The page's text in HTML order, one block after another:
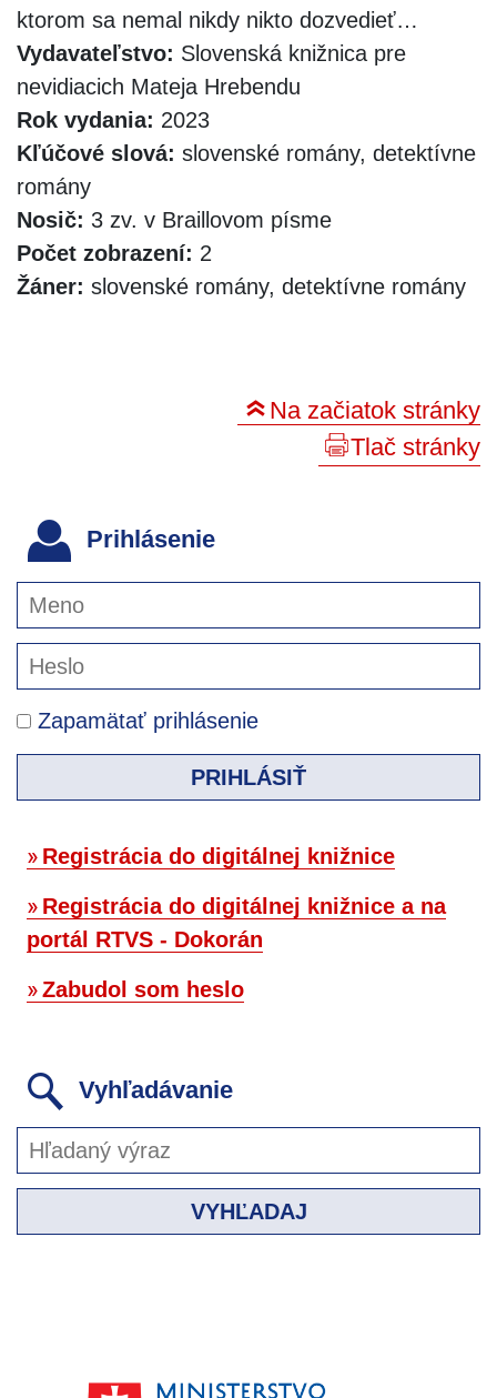
ktorom sa nemal nikdy nikto dozvedieť…
Vydavateľstvo: Slovenská knižnica pre
nevidiacich Mateja Hrebendu
Rok vydania: 2023
Kľúčové slová: slovenské romány, detektívne
romány
Nosič: 3 zv. v Braillovom písme
Počet zobrazení: 2
Žáner: slovenské romány, detektívne romány
Na začiatok stránky
Tlač stránky
Prihlásenie
Zapamätať prihlásenie
PRIHLÁSIŤ
Registrácia do digitálnej knižnice
Registrácia do digitálnej knižnice a na
portál RTVS - Dokorán
Zabudol som heslo
Vyhľadávanie
VYHĽADAJ